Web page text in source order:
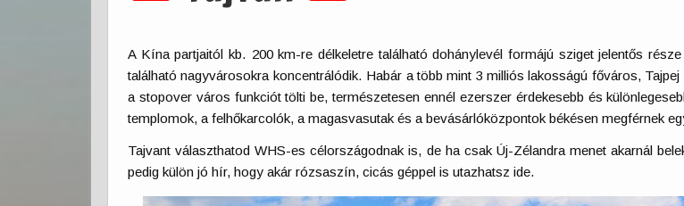
A Kína partjaitól kb. 200 km-re délkeletre található dohánylevél formájú sziget jelentős
található nagyvárosokra koncentrálódik. Habár a több mint 3 milliós lakosságú főváros,
a stopover város funkciót tölti be, természetesen ennél ezerszer érdekesebb és
templomok, a felhőkarcolók, a magasvasutak és a bevásárlóközpontok békésen megférnek
Tajvant választhatod WHS-es célországodnak is, de ha csak Új-Zélandra menet akarnál
pedig külön jó hír, hogy akár rózsaszín, cicás géppel is utazhatsz ide.